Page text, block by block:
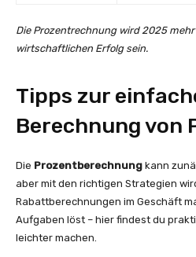
Die Prozentrechnung wird 2025
wirtschaftlichen Erfolg sein.
Tipps zur
Berechnung von
Die Prozentberechnung kann
aber mit den richtigen Strategien
Rabattberechnungen im Geschäft
Aufgaben löst – hier findest du
leichter machen.